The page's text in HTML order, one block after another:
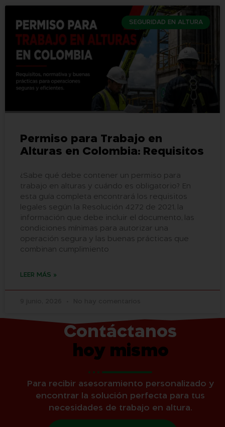
SEGURIDAD EN ALTURA
Permiso para Trabajo en
Alturas en Colombia: Requisitos
¿Sabe qué debe contener un permiso para
trabajo en alturas y cuándo es obligatorio? En
esta guía completa encontrará los requisitos
legales según la Resolución 4272 de 2021, la
información que debe incluir el documento, las
condiciones mínimas para autorizar una
operación segura y las buenas prácticas que
combinan cumplimiento
LEER MÁS »
Contáctanos
hoy mismo
Para recibir asesoramiento personalizado y
encontrar la solución perfecta para tus
necesidades de trabajo en altura.